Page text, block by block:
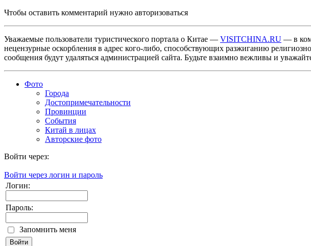
Чтобы оставить комментарий нужно авторизоваться
Уважаемые пользователи туристического портала о Китае — VISITCHINA.RU — в
нецензурные оскорбления в адрес кого-либо, способствующих разжиганию
сообщения будут удаляться администрацией сайта. Будьте взаимно вежливы и
Фото
Города
Достопримечательности
Провинции
События
Китай в лицах
Авторские фото
Войти через:
Войти через логин и пароль
Логин:
Пароль:
Запомнить меня